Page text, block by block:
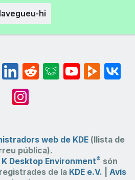
hi
web de KDE (llista de
pública).
Desktop Environment® són
de la KDE e.V.
Avís